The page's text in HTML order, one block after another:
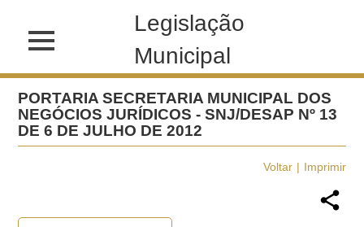
Legislação
Municipal
PORTARIA SECRETARIA MUNICIPAL DOS
NEGÓCIOS JURÍDICOS - SNJ/DESAP Nº 13
DE 6 DE JULHO DE 2012
Voltar Imprimir